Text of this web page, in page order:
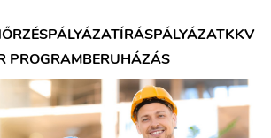
PÁLYÁZATÍRÁSPÁLYÁZATKKV
PROGRAMBERUHÁZÁS